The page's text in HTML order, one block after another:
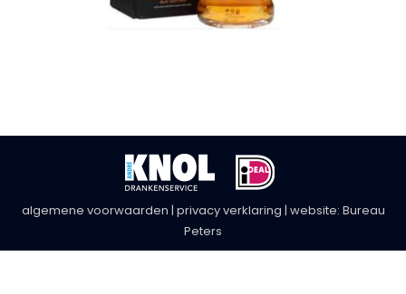
algemene voorwaarden | privacy verklaring | website: Bureau
Peters